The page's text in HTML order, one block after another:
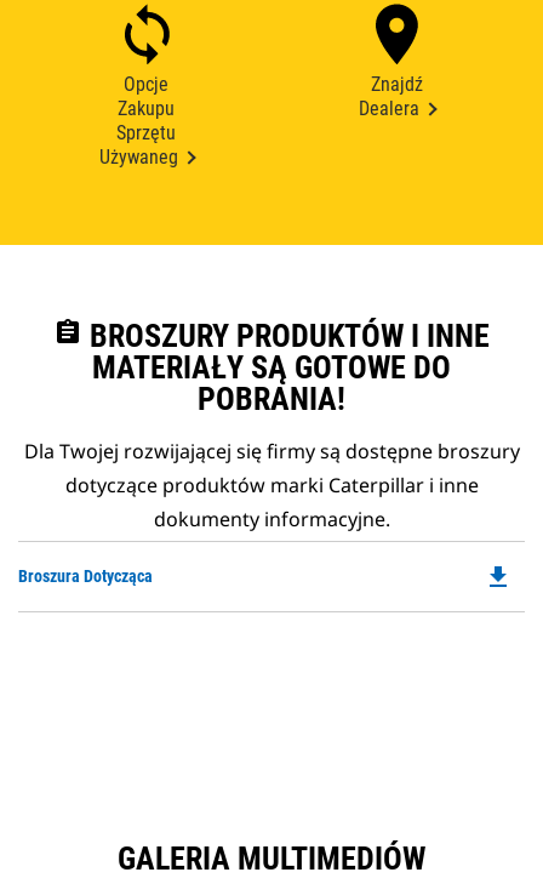
Opcje
Zakupu
Sprzętu
Używaneg
Znajdź
Dealera
assignment BROSZURY PRODUKTÓW I INNE
MATERIAŁY SĄ GOTOWE DO
POBRANIA!
Dla Twojej rozwijającej się firmy są dostępne broszury
dotyczące produktów marki Caterpillar i inne
dokumenty informacyjne.
Broszura Dotycząca file_download
GALERIA MULTIMEDIÓW